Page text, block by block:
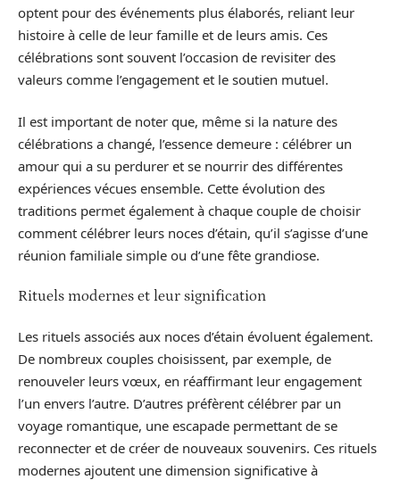
optent pour des événements plus élaborés, reliant leur
histoire à celle de leur famille et de leurs amis. Ces
célébrations sont souvent l’occasion de revisiter des
valeurs comme l’engagement et le soutien mutuel.
Il est important de noter que, même si la nature des
célébrations a changé, l’essence demeure : célébrer un
amour qui a su perdurer et se nourrir des différentes
expériences vécues ensemble. Cette évolution des
traditions permet également à chaque couple de choisir
comment célébrer leurs noces d’étain, qu’il s’agisse d’une
réunion familiale simple ou d’une fête grandiose.
Rituels modernes et leur signification
Les rituels associés aux noces d’étain évoluent également.
De nombreux couples choisissent, par exemple, de
renouveler leurs vœux, en réaffirmant leur engagement
l’un envers l’autre. D’autres préfèrent célébrer par un
voyage romantique, une escapade permettant de se
reconnecter et de créer de nouveaux souvenirs. Ces rituels
modernes ajoutent une dimension significative à